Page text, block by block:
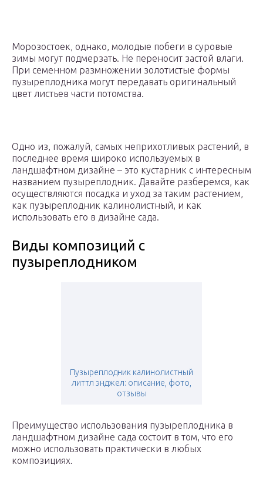
Морозостоек, однако, молодые побеги в суровые
зимы могут подмерзать. Не переносит застой влаги.
При семенном размножении золотистые формы
пузыреплодника могут передавать оригинальный
цвет листьев части потомства.
Одно из, пожалуй, самых неприхотливых растений, в
последнее время широко используемых в
ландшафтном дизайне – это кустарник с интересным
названием пузыреплодник. Давайте разберемся, как
осуществляются посадка и уход за таким растением,
как пузыреплодник калинолистный, и как
использовать его в дизайне сада.
Виды композиций с
пузыреплодником
Пузыреплодник калинолистный
литтл энджел: описание, фото,
отзывы
Преимущество использования пузыреплодника в
ландшафтном дизайне сада состоит в том, что его
можно использовать практически в любых
композициях.